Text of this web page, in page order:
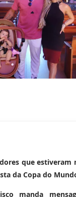
que estiveram
da Copa do
manda